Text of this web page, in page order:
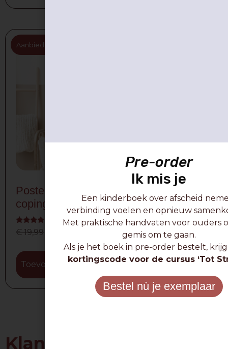
Aanbieding!
Posterset gevoelens en
copingstrategieën kinderen – digitaal
Gewaardeerd
5.00
€19,99
Toevoegen aan winkelwagen
Klantenbeoordelingen
Pre-order
Ik mis je
Een kinderboek over afscheid
verbinding voelen en opnieuw
Met praktische handvaten voor ouders
gemis om te gaan.
Als je het boek in pre-order bestelt,
kortingscode voor de cursus ‘Tot
Bestel nù je exemplaar